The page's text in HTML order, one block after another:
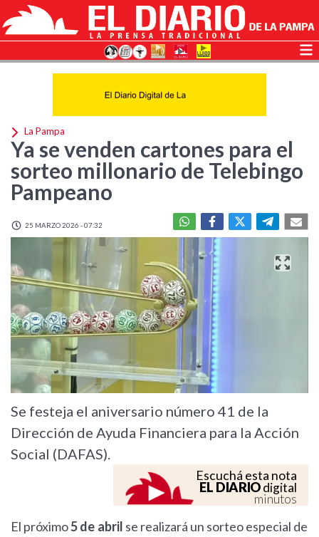
La Pampa
Ya se venden cartones para el
sorteo millonario de Telebingo
Pampeano
25 MARZO 2026 - 07:32
Se festeja el aniversario número 41 de la
Dirección de Ayuda Financiera para la Acción
Social (DAFAS).
Escuchá esta nota
EL DIARIOdigital
minutos
El próximo5 de abril se realizará un sorteo especial de